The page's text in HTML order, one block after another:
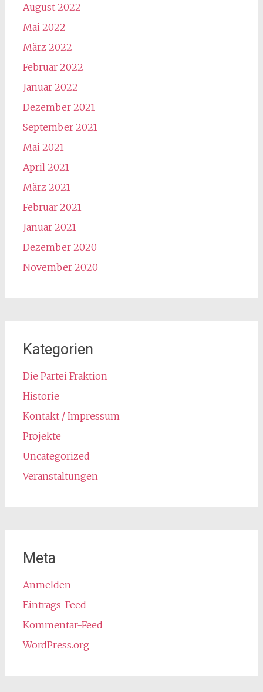
August 2022
Mai 2022
März 2022
Februar 2022
Januar 2022
Dezember 2021
September 2021
Mai 2021
April 2021
März 2021
Februar 2021
Januar 2021
Dezember 2020
November 2020
Kategorien
Die Partei Fraktion
Historie
Kontakt / Impressum
Projekte
Uncategorized
Veranstaltungen
Meta
Anmelden
Eintrags-Feed
Kommentar-Feed
WordPress.org